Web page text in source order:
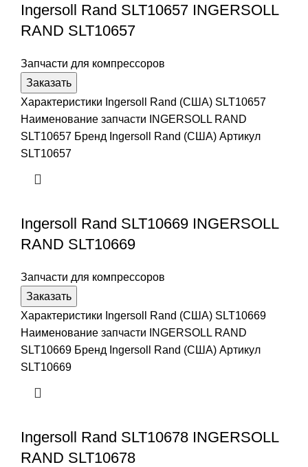
Ingersoll Rand SLT10657 INGERSOLL
RAND SLT10657
Запчасти для компрессоров
Заказать
Характеристики Ingersoll Rand (США) SLT10657
Наименование запчасти INGERSOLL RAND
SLT10657 Бренд Ingersoll Rand (США) Артикул
SLT10657
Ingersoll Rand SLT10669 INGERSOLL
RAND SLT10669
Запчасти для компрессоров
Заказать
Характеристики Ingersoll Rand (США) SLT10669
Наименование запчасти INGERSOLL RAND
SLT10669 Бренд Ingersoll Rand (США) Артикул
SLT10669
Ingersoll Rand SLT10678 INGERSOLL
RAND SLT10678